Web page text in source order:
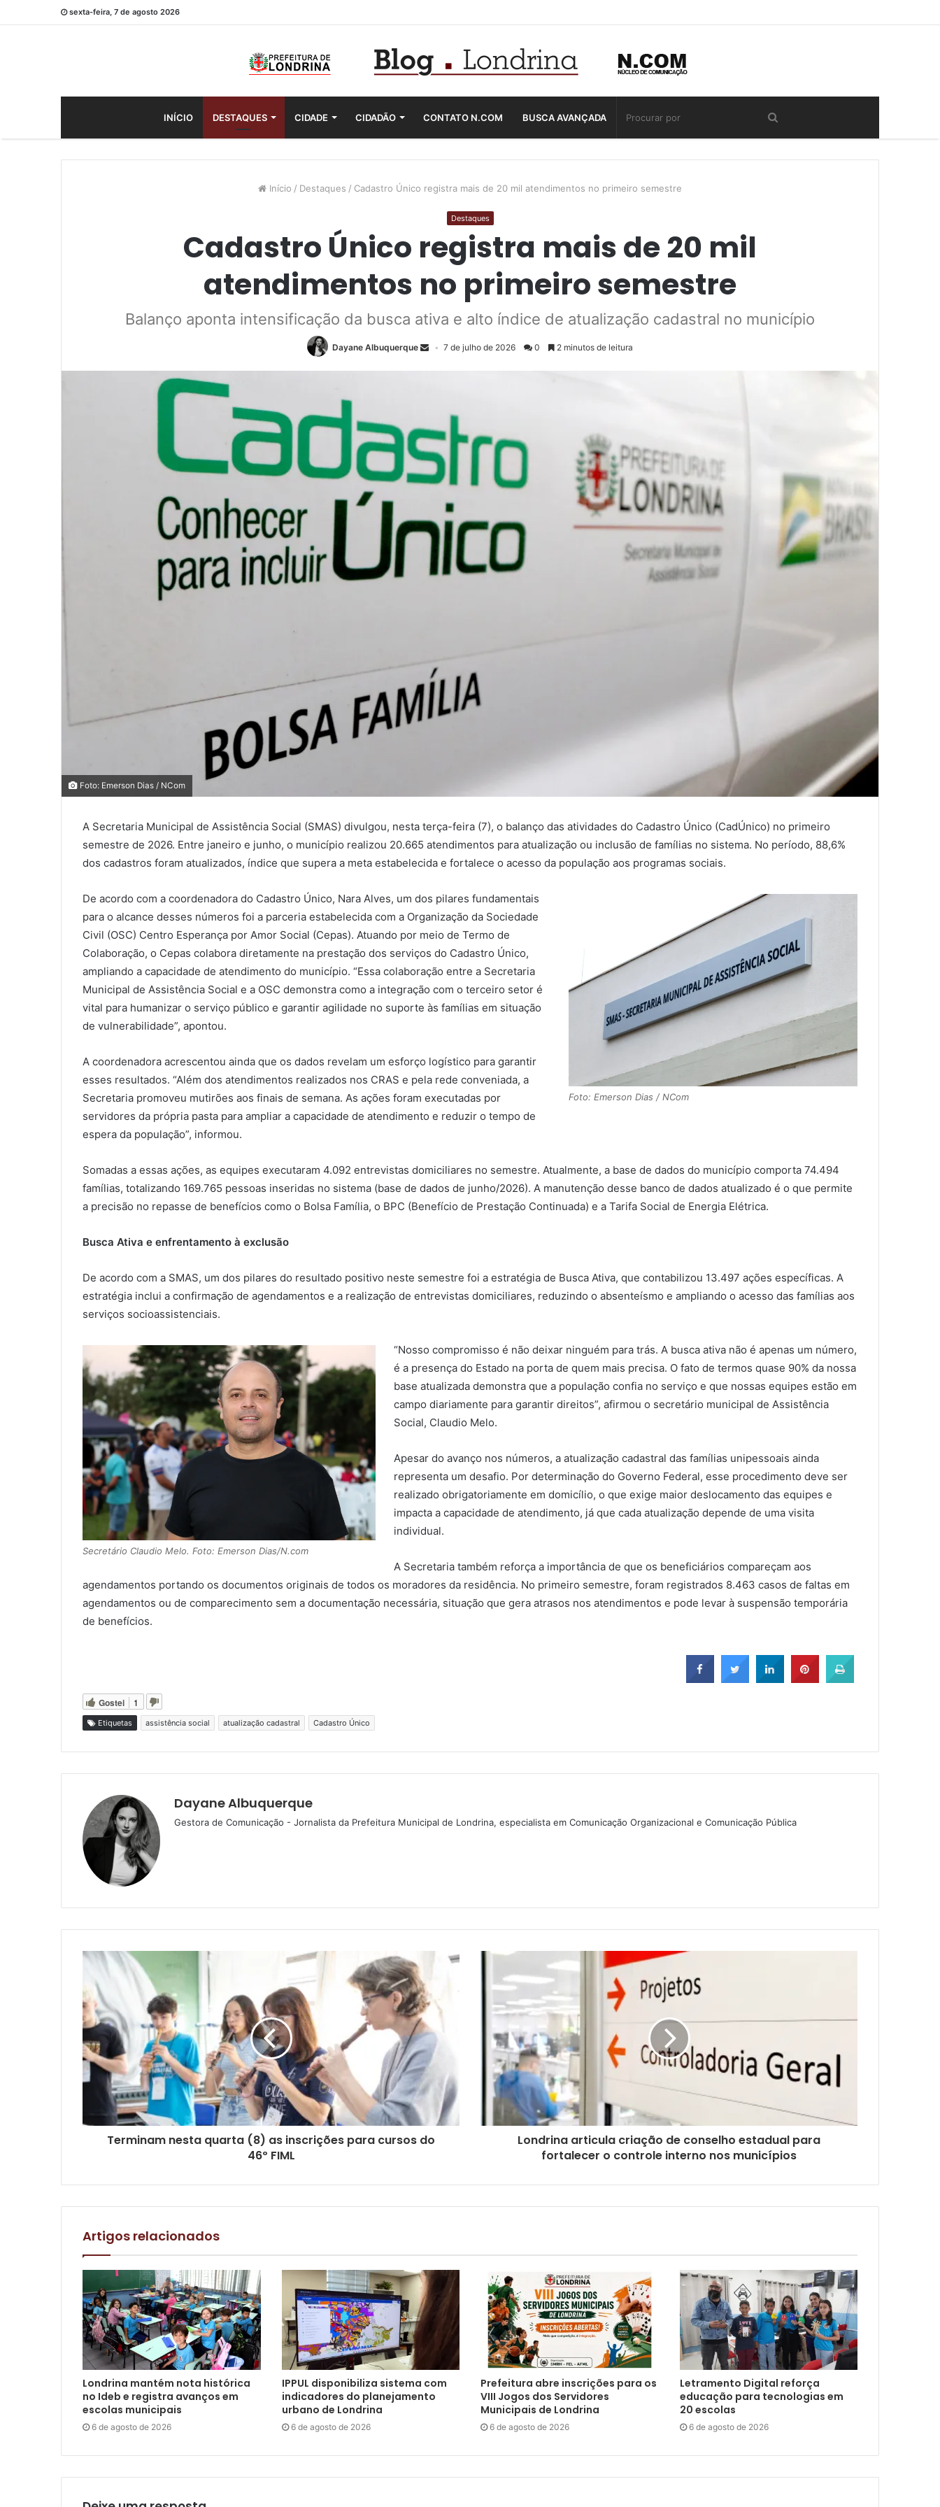
sexta-feira, 7 de agosto 2026
INÍCIO DESTAQUES CIDADE CIDADÃO CONTATO N.COM BUSCA AVANÇADA
Início / Destaques / Cadastro Único registra mais de 20 mil atendimentos no primeiro semestre
Destaques
Cadastro Único registra mais de 20 mil
atendimentos no primeiro semestre
Balanço aponta intensificação da busca ativa e alto índice de atualização cadastral no município
Dayane Albuquerque 7 de julho de 2026 0 2 minutos de leitura
Foto: Emerson Dias / NCom
A Secretaria Municipal de Assistência Social (SMAS) divulgou, nesta terça-feira (7), o balanço das atividades do Cadastro Único (CadÚnico) no primeiro
semestre de 2026. Entre janeiro e junho, o município realizou 20.665 atendimentos para atualização ou inclusão de famílias no sistema. No período, 88,6%
dos cadastros foram atualizados, índice que supera a meta estabelecida e fortalece o acesso da população aos programas sociais.
Foto: Emerson Dias / NCom
De acordo com a coordenadora do Cadastro Único, Nara Alves, um dos pilares fundamentais
para o alcance desses números foi a parceria estabelecida com a Organização da Sociedade
Civil (OSC) Centro Esperança por Amor Social (Cepas). Atuando por meio de Termo de
Colaboração, o Cepas colabora diretamente na prestação dos serviços do Cadastro Único,
ampliando a capacidade de atendimento do município. “Essa colaboração entre a Secretaria
Municipal de Assistência Social e a OSC demonstra como a integração com o terceiro setor é
vital para humanizar o serviço público e garantir agilidade no suporte às famílias em situação
de vulnerabilidade”, apontou.
A coordenadora acrescentou ainda que os dados revelam um esforço logístico para garantir
esses resultados. “Além dos atendimentos realizados nos CRAS e pela rede conveniada, a
Secretaria promoveu mutirões aos finais de semana. As ações foram executadas por
servidores da própria pasta para ampliar a capacidade de atendimento e reduzir o tempo de
espera da população”, informou.
Somadas a essas ações, as equipes executaram 4.092 entrevistas domiciliares no semestre. Atualmente, a base de dados do município comporta 74.494
famílias, totalizando 169.765 pessoas inseridas no sistema (base de dados de junho/2026). A manutenção desse banco de dados atualizado é o que permite
a precisão no repasse de benefícios como o Bolsa Família, o BPC (Benefício de Prestação Continuada) e a Tarifa Social de Energia Elétrica.
Busca Ativa e enfrentamento à exclusão
De acordo com a SMAS, um dos pilares do resultado positivo neste semestre foi a estratégia de Busca Ativa, que contabilizou 13.497 ações específicas. A
estratégia inclui a confirmação de agendamentos e a realização de entrevistas domiciliares, reduzindo o absenteísmo e ampliando o acesso das famílias aos
serviços socioassistenciais.
Secretário Claudio Melo. Foto: Emerson Dias/N.com
“Nosso compromisso é não deixar ninguém para trás. A busca ativa não é apenas um número,
é a presença do Estado na porta de quem mais precisa. O fato de termos quase 90% da nossa
base atualizada demonstra que a população confia no serviço e que nossas equipes estão em
campo diariamente para garantir direitos”, afirmou o secretário municipal de Assistência
Social, Claudio Melo.
Apesar do avanço nos números, a atualização cadastral das famílias unipessoais ainda
representa um desafio. Por determinação do Governo Federal, esse procedimento deve ser
realizado obrigatoriamente em domicílio, o que exige maior deslocamento das equipes e
impacta a capacidade de atendimento, já que cada atualização depende de uma visita
individual.
A Secretaria também reforça a importância de que os beneficiários compareçam aos
agendamentos portando os documentos originais de todos os moradores da residência. No primeiro semestre, foram registrados 8.463 casos de faltas em
agendamentos ou de comparecimento sem a documentação necessária, situação que gera atrasos nos atendimentos e pode levar à suspensão temporária
de benefícios.
Gostei 1
Etiquetas assistência social atualização cadastral Cadastro Único
Dayane Albuquerque
Gestora de Comunicação - Jornalista da Prefeitura Municipal de Londrina, especialista em Comunicação Organizacional e Comunicação Pública
Terminam nesta quarta (8) as inscrições para cursos do
46º FIML
Londrina articula criação de conselho estadual para
fortalecer o controle interno nos municípios
Artigos relacionados
Londrina mantém nota histórica
no Ideb e registra avanços em
escolas municipais
6 de agosto de 2026
IPPUL disponibiliza sistema com
indicadores do planejamento
urbano de Londrina
6 de agosto de 2026
Prefeitura abre inscrições para os
VIII Jogos dos Servidores
Municipais de Londrina
6 de agosto de 2026
Letramento Digital reforça
educação para tecnologias em
20 escolas
6 de agosto de 2026
COMPARTILHAMENTOS